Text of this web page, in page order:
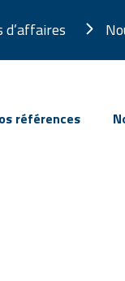
références